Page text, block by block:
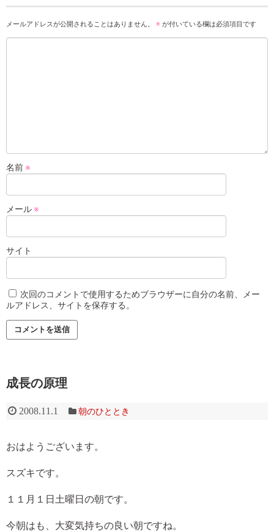
メールアドレスが公開されることはありません。 ※ が付いている欄は必須項目です
名前 ※
メール ※
サイト
次回のコメントで使用するためブラウザーに自分の名前、メー
ルアドレス、サイトを保存する。
成長の原理
2008.11.1 朝のひととき
おはようございます。
スズキです。
１１月１日土曜日の朝です。
今朝はも、大変気持ちの良い朝ですね。